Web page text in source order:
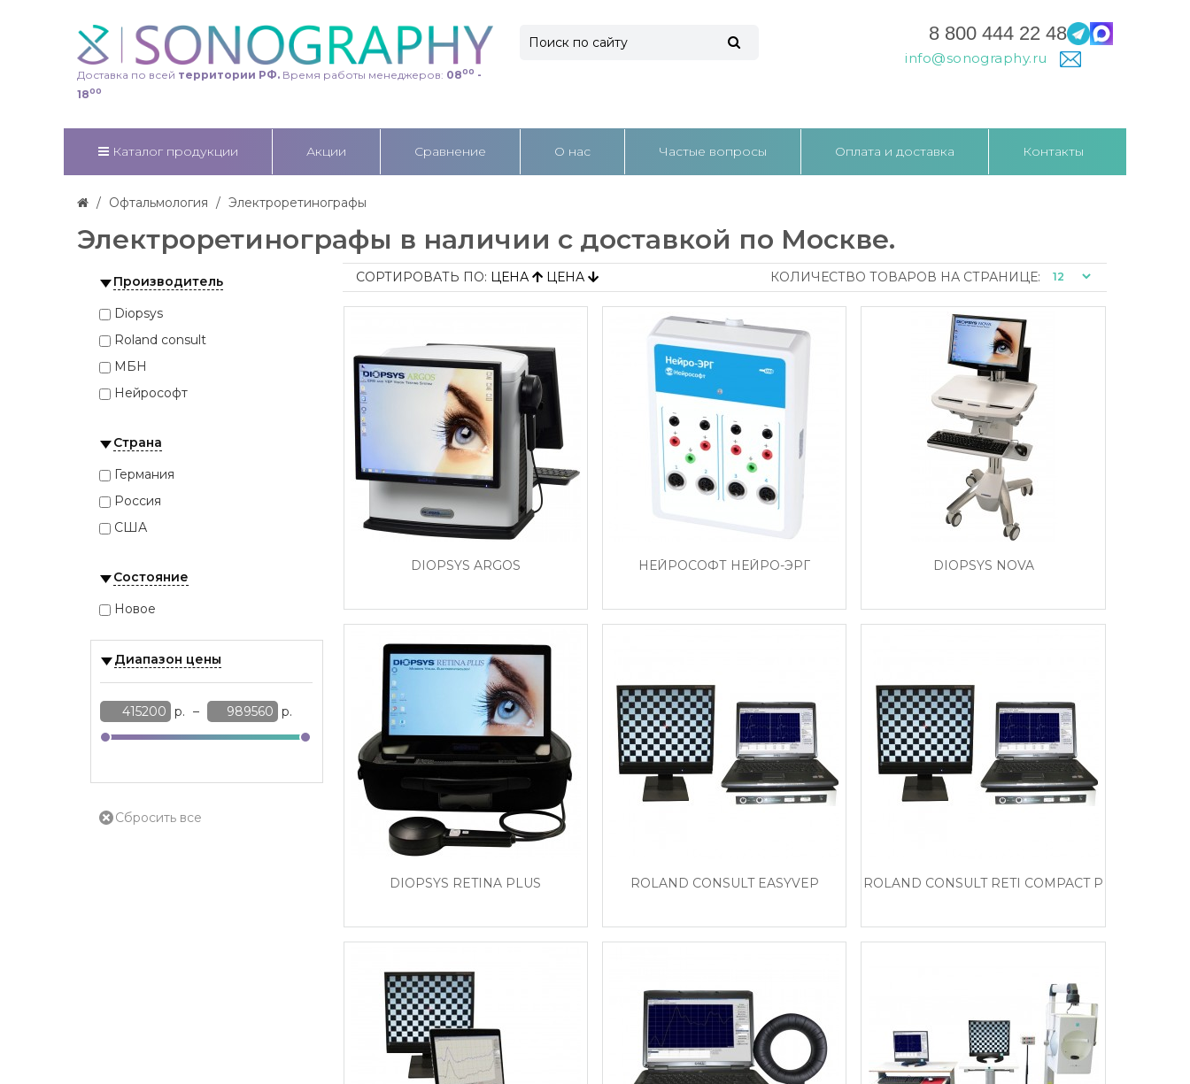
Доставка по всей территории РФ. Время работы менеджеров: 0800 -
1800
8 800 444 22 48
info@sonography.ru
Каталог продукции Акции Cравнение О нас Частые вопросы Оплата и доставка Контакты
Офтальмология Электроретинографы
Электроретинографы в наличии с доставкой по Москве.
Производитель
Diopsys
Roland consult
МБН
Нейрософт
Страна
Германия
Россия
США
Состояние
Новое
Диапазон цены
р. – р.
СОРТИРОВАТЬ ПО: ЦЕНА ЦЕНА КОЛИЧЕСТВО ТОВАРОВ НА СТРАНИЦЕ:
DIOPSYS ARGOS НЕЙРОСОФТ НЕЙРО-ЭРГ DIOPSYS NOVA
DIOPSYS RETINA PLUS ROLAND CONSULT EASYVEP ROLAND CONSULT RETI COMPACT P